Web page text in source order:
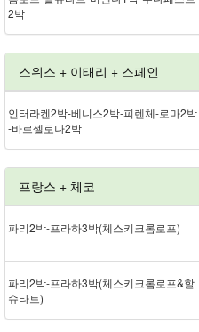
2박
스위스 + 이태리 + 스페인
인터라켄 2박 - 베니스 2박 - 피렌체 - 로마 2박
- 바르셀로나 2박
프랑스 + 체코
파리 2박 - 프라하 3박(체스키크롬로프)
파리 2박 - 프라하 3박(체스키크롬로프&할
슈타트)